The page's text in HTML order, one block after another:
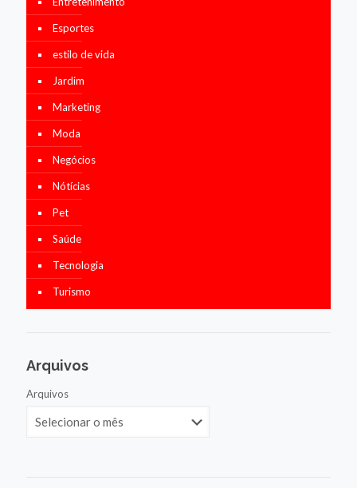
Esportes
estilo de vida
Jardim
Marketing
Moda
Negócios
Nótícias
Pet
Saúde
Tecnologia
Turismo
Arquivos
Arquivos